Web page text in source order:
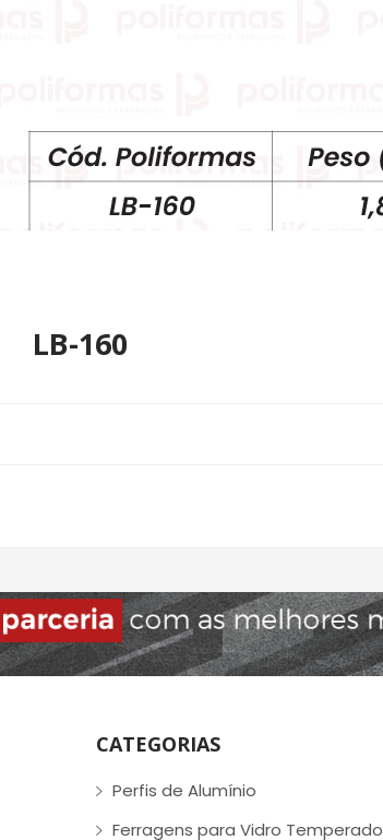
LB-160
CATEGORIAS
Perfis de Alumínio
Ferragens para Vidro Temperado